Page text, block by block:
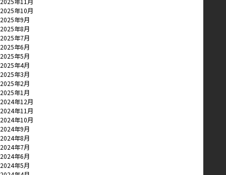
2025年10月
2025年9月
2025年8月
2025年7月
2025年6月
2025年5月
2025年4月
2025年3月
2025年2月
2025年1月
2024年12月
2024年11月
2024年10月
2024年9月
2024年8月
2024年7月
2024年6月
2024年5月